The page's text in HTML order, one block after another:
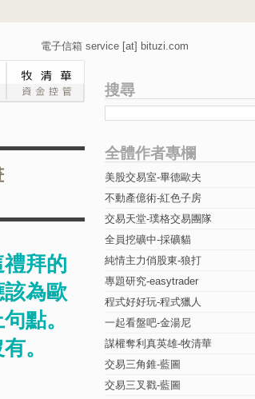
電子信箱 service [at] bituzi.com
拜的
為歐
點。
。
搜尋
全體作者專欄
美股交易室-畢德歐夫
不動產億術-紅色子房
交易天堂-璞格交易團隊
全員挖礦中-採礦貓
純情主力俏股東-狼打
專題研究-easytrader
程式好好玩-程式獵人
一起看盤吧-金湯尼
謀權奪利真英雄-牧清華
交易三角錐-藍圖
交易三叉戳-藍圖